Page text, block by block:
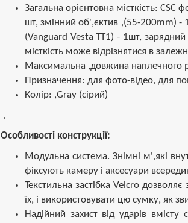
Загальна орієнтовна місткість:
шт, змінний об',єктив ,(55-200mm) -
(Vanguard Vesta TT1) - 1шт,
місткість може відрізнятися в
Максимальна ,довжина наплечного
Призначення: для фото-відео, для
Колір: ,Gray (сірий)
,
Особливості конструкції:
Модульна система. Знімні м',які
фіксують камеру і аксесуари
Текстильна застібка Velcro
їх, і використовувати цю сумку, як
Надійний захист від ударів